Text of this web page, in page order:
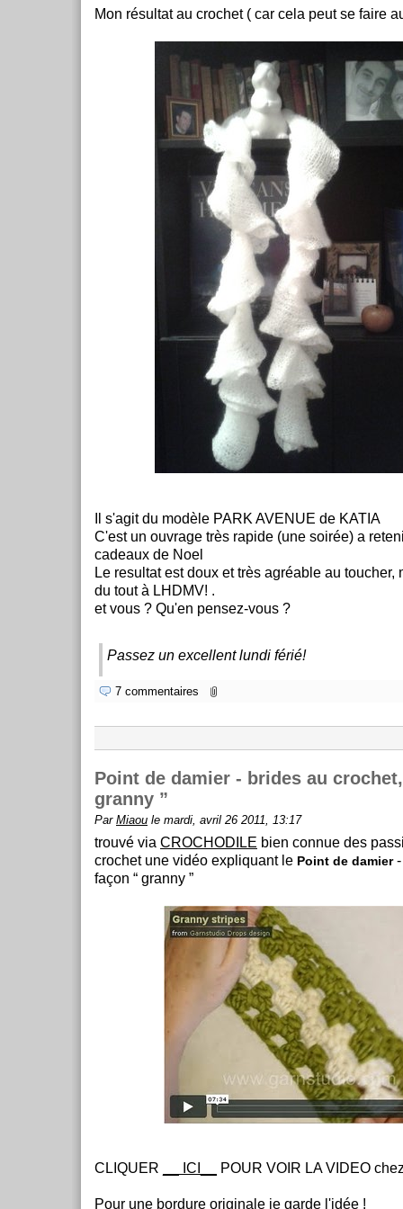
Mon résultat au crochet ( car cela peut se faire
Il s'agit du modèle PARK AVENUE de KATIA
C'est un ouvrage très rapide (une soirée) a
cadeaux de Noel
Le resultat est doux et très agréable au toucher,
du tout à LHDMV! .
et vous ? Qu'en pensez-vous ?
Passez un excellent lundi férié!
7 commentaires
Point de damier - brides au
granny ”
Par Miaou le mardi, avril 26 2011, 13:17
trouvé via CROCHODILE bien connue des
crochet une vidéo expliquant le Point de damier-
façon “ granny ”
CLIQUER __ ICI__ POUR VOIR LA VIDEO
Pour une bordure originale je garde l'idée !